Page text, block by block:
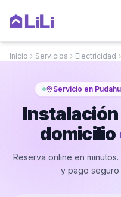
Inicio Servicios Electricidad
Servicio en
domicilio
Reserva online en
y pago